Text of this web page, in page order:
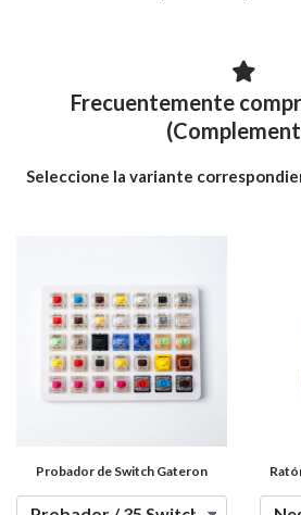
Frecuentemente
Seleccione la variante
Probador de Switch Gateron